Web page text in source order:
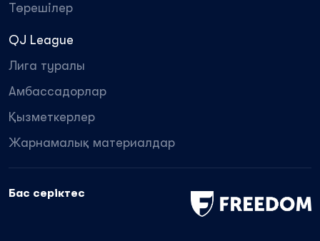
Төрешілер
QJ League
Лига туралы
Амбассадорлар
Қызметкерлер
Жарнамалық материалдар
Бас серіктес